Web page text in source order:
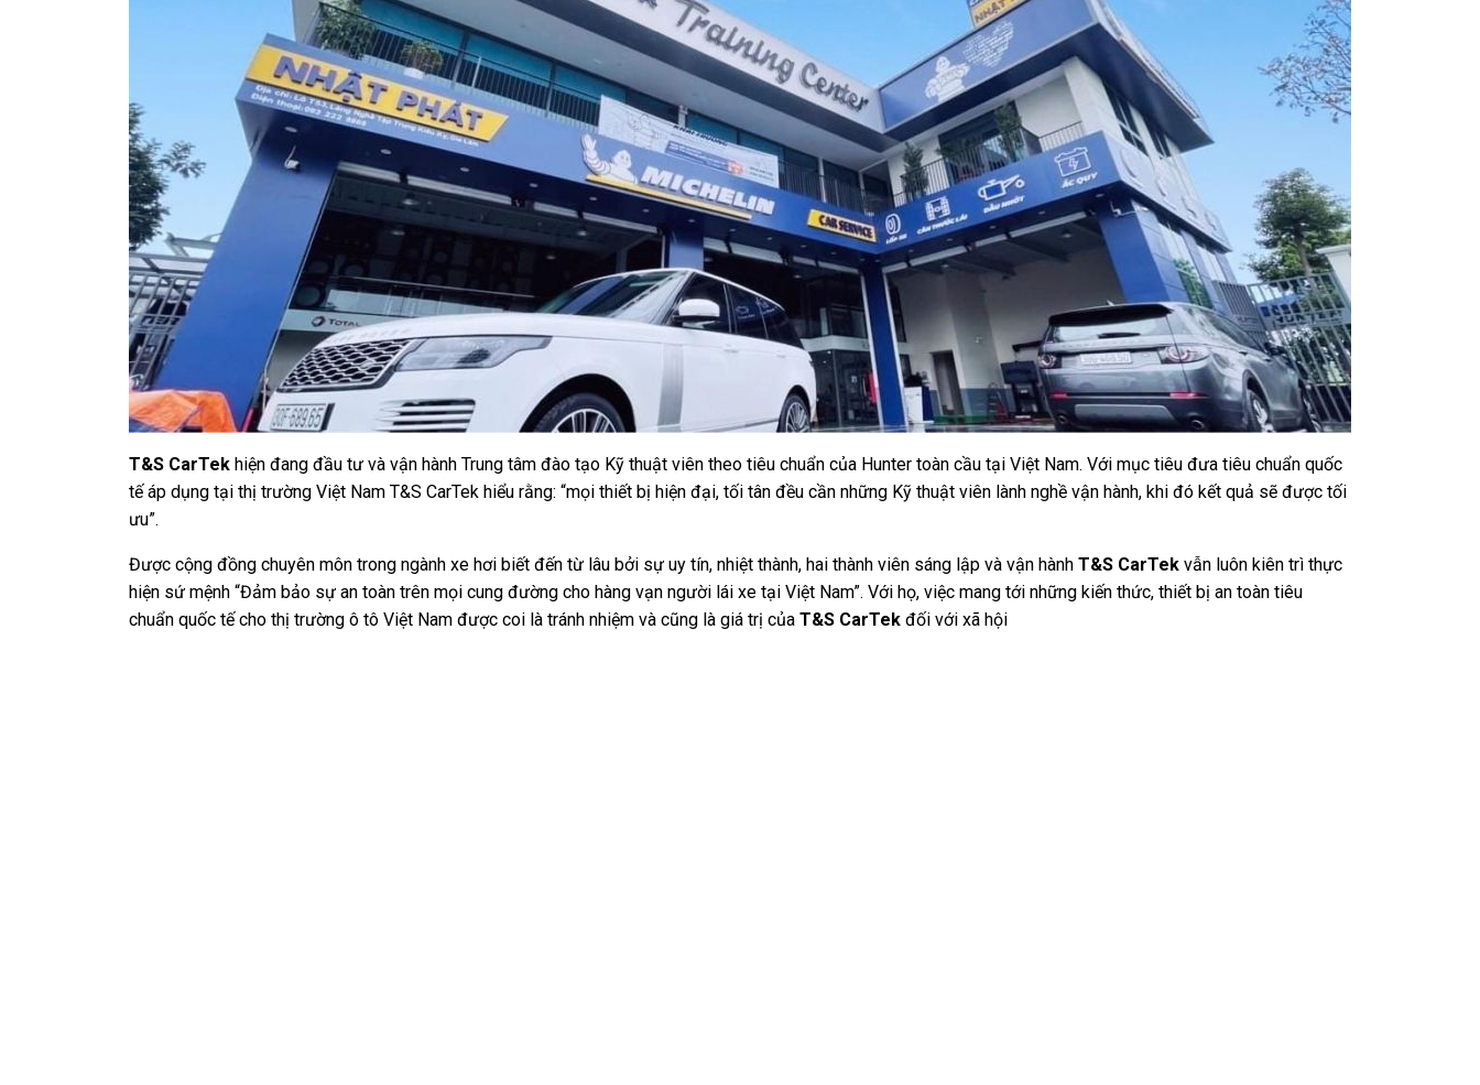
T&S CarTek hiện đang đầu tư và vận hành Trung tâm đào tạo Kỹ thuật viên theo tiêu chuẩn của Hunter toàn cầu tại Việt Nam. Với mục tiêu đưa tiêu chuẩn quốc
tế áp dụng tại thị trường Việt Nam T&S CarTek hiểu rằng: “mọi thiết bị hiện đại, tối tân đều cần những Kỹ thuật viên lành nghề vận hành, khi đó kết quả sẽ được tối
ưu”.
Được cộng đồng chuyên môn trong ngành xe hơi biết đến từ lâu bởi sự uy tín, nhiệt thành, hai thành viên sáng lập và vận hành T&S CarTek vẫn luôn kiên trì thực
hiện sứ mệnh “Đảm bảo sự an toàn trên mọi cung đường cho hàng vạn người lái xe tại Việt Nam”. Với họ, việc mang tới những kiến thức, thiết bị an toàn tiêu
chuẩn quốc tế cho thị trường ô tô Việt Nam được coi là tránh nhiệm và cũng là giá trị của T&S CarTek đối với xã hội